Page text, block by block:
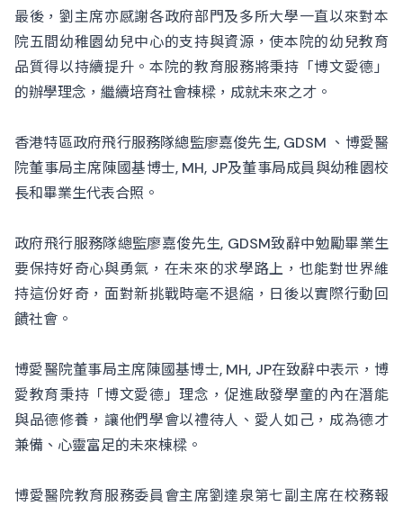
最後，劉主席亦感謝各政府部門及多所大學一直以來對本
院五間幼稚園幼兒中心的支持與資源，使本院的幼兒教育
品質得以持續提升。本院的教育服務將秉持「博文愛德」
的辦學理念，繼續培育社會棟樑，成就未來之才。
香港特區政府飛行服務隊總監廖嘉俊先生, GDSM 、博愛醫
院董事局主席陳國基博士, MH, JP及董事局成員與幼稚園校
長和畢業生代表合照。
政府飛行服務隊總監廖嘉俊先生, GDSM致辭中勉勵畢業生
要保持好奇心與勇氣，在未來的求學路上，也能對世界維
持這份好奇，面對新挑戰時毫不退縮，日後以實際行動回
饋社會。
博愛醫院董事局主席陳國基博士, MH, JP在致辭中表示，博
愛教育秉持「博文愛德」理念，促進啟發學童的內在潛能
與品德修養，讓他們學會以禮待人、愛人如己，成為德才
兼備、心靈富足的未來棟樑。
博愛醫院教育服務委員會主席劉達泉第七副主席在校務報